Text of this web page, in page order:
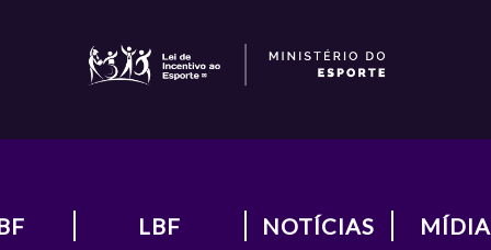
LBF NOTÍCIAS MÍDIA